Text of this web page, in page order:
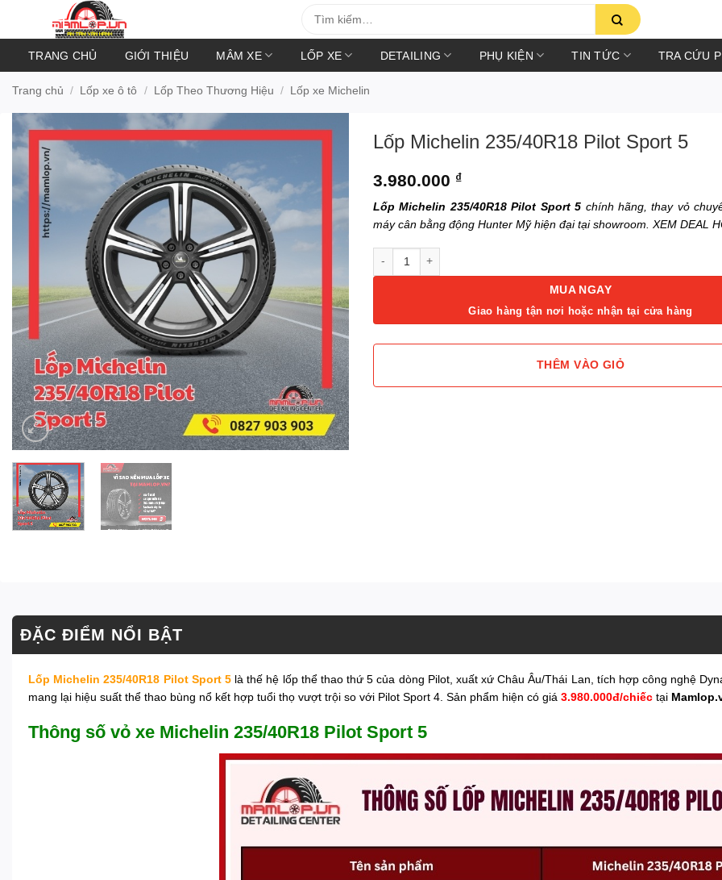
kiếm:
TRANG CHỦ GIỚI THIỆU MÂM XE LỐP XE DETAILING PHỤ KIỆN TIN TỨC TRA CỨU
Trang chủ / Lốp xe ô tô / Lốp Theo Thương Hiệu / Lốp xe Michelin
Lốp Michelin 235/40R18 Pilot Sport 5
3.980.000 ₫
Lốp Michelin 235/40R18 Pilot Sport 5 chính hãng, thay vỏ
máy cân bằng động Hunter Mỹ hiện đại tại showroom. XEM DEAL
MUA NGAY
Giao hàng tận nơi hoặc nhận tại cửa hàng
THÊM VÀO GIỎ
ĐẶC ĐIỂM NỔI BẬT
Lốp Michelin 235/40R18 Pilot Sport 5là thế hệ lốp thể thao thứ 5 của dòng Pilot, xuất xứ Châu Âu/Thái Lan, tích hợp công nghệ
mang lại hiệu suất thể thao bùng nổ kết hợp tuổi thọ vượt trội so với Pilot Sport 4. Sản phẩm hiện có giá 3.980.000đ/chiếc tại
Thông số vỏ xe Michelin 235/40R18 Pilot Sport 5